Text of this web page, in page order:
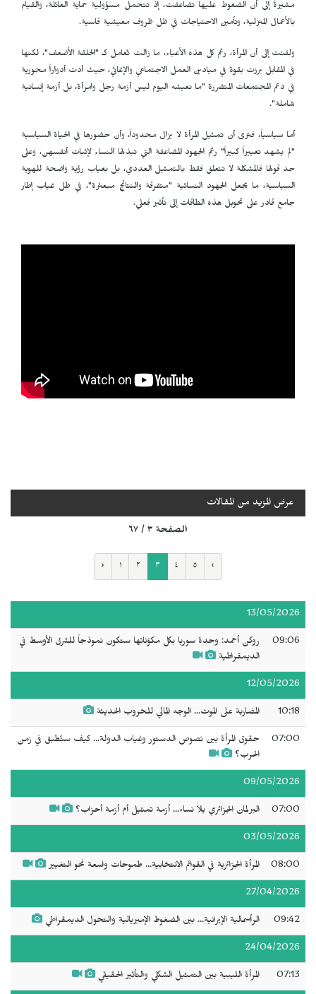
مشيرةً إلى أن الضغوط عليها تضاعفت، إذ تتحمل مسؤولية حماية العائلة، والقيام
بالأعمال المنزلية، وتأمين الاحتياجات في ظل ظروف معيشية قاسية.
ولفتت إلى أن المرأة، رغم كل هذه الأعباء، ما زالت تُعامل كـ "الحلقة الأضعف"، لكنها
في المقابل برزت بقوة في ميادين العمل الاجتماعي والإغاثي، حيث أدت أدواراً محورية
في دعم المجتمعات المتضررة "ما نعيشه اليوم ليس أزمة رجل وامرأة، بل أزمة إنسانية
شاملة".
أما سياسياً، فترى أن تمثيل المرأة لا يزال محدوداً، وأن حضورها في الحياة السياسية
"لم يشهد تغييراً كبيراً" رغم الجهود المضاعفة التي تبذلها النساء لإثبات أنفسهن، وعلى
حد قولها فالمشكلة لا تتعلق فقط بالتمثيل العددي، بل بغياب رؤية واضحة للهوية
السياسية، ما يجعل الجهود النسائية "متفرقة والنتائج مبعثرة"، في ظل غياب إطار
جامع قادر على تحويل هذه الطاقات إلى تأثير فعلي.
عرض المزيد من المقالات
الصفحة ٣ / ٦٧
‹ ١ ٢ ٣ ٤ ٥ ›
13/05/2026
09:06
روكن أحمد: وحدة سوريا بكل مكوّناتها ستكون نموذجاً للشرق الأوسط في
الديمقراطية
12/05/2026
10:18 المضاربة على الموت... الوجه المالي للحروب الحديثة
07:00
حقوق المرأة بين نصوص الدستور وغياب الدولة... كيف ستُطبق في زمن
الحرب؟
09/05/2026
07:00 البرلمان الجزائري بلا نساء... أزمة تمثيل أم أزمة أحزاب؟
03/05/2026
08:00 المرأة الجزائرية في القوائم الانتخابية... طموحات واسعة نحو التغيير
27/04/2026
09:42 الرأسمالية الإيرانية... بين الضغوط الإمبريالية والتحول الديمقراطي
24/04/2026
07:13 المرأة الليبية بين التمثيل الشكلي والتأثير الحقيقي